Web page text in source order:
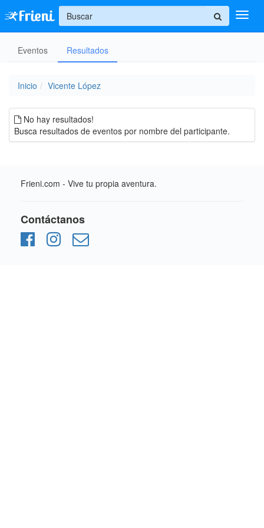
Ingresar
+
Eventos Resultados
Inicio Vicente López
No hay resultados!
Busca resultados de eventos por nombre del participante.
Frieni.com - Vive tu propia aventura.
Contáctanos